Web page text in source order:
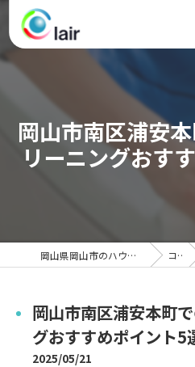
岡山市南区浦安
リーニングおす
岡山県岡山市のハウスクリーニングならクレール コラム
岡山市南区浦安本町
グおすすめポイント5
2025/05/21